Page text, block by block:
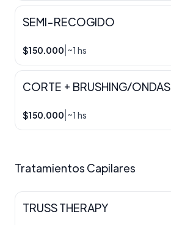
SEMI-RECOGIDO
$150.000 ~1 hs
CORTE + BRUSHING/ONDAS
$150.000 ~1 hs
Tratamientos Capilares
TRUSS THERAPY